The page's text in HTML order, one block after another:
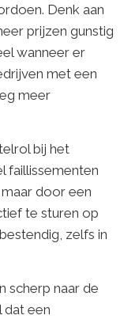
Denk aan
prijzen gunstig
wanneer er
met een
meer
bij het
faillissementen
door een
te sturen op
zelfs in
scherp naar de
dat een